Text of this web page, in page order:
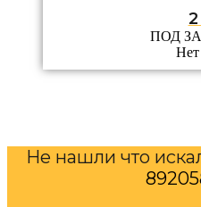
ПОД
Нет
Не нашли что